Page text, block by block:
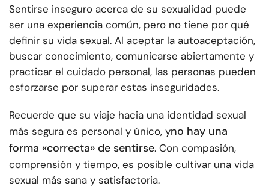
Sentirse inseguro acerca de su sexualidad puede
ser una experiencia común, pero no tiene por qué
definir su vida sexual. Al aceptar la autoaceptación,
buscar conocimiento, comunicarse abiertamente y
practicar el cuidado personal, las personas pueden
esforzarse por superar estas inseguridades.
Recuerde que su viaje hacia una identidad sexual
más segura es personal y único, yno hay una
forma «correcta» de sentirse. Con compasión,
comprensión y tiempo, es posible cultivar una vida
sexual más sana y satisfactoria.